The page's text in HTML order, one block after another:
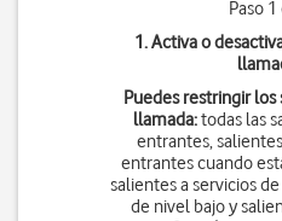
Paso 1
1. Activa o
Puedes restringir
llamada:todas las
entrantes,
entrantes cuando
salientes a servicios
de nivel bajo y